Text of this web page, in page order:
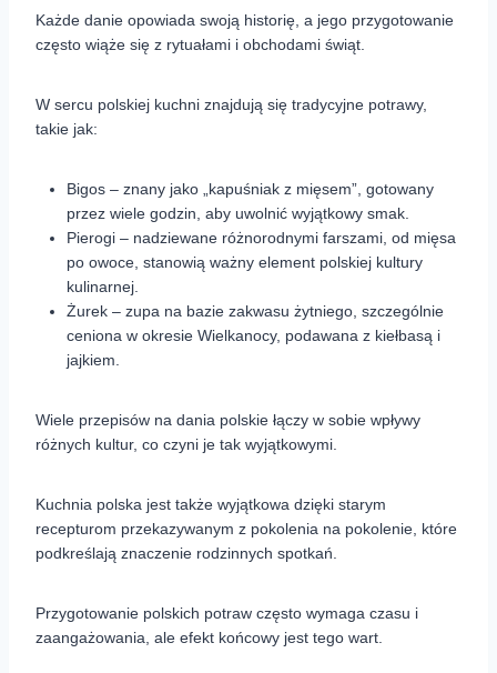
Każde danie opowiada swoją historię, a jego przygotowanie
często wiąże się z rytuałami i obchodami świąt.
W sercu polskiej kuchni znajdują się tradycyjne potrawy,
takie jak:
Bigos – znany jako „kapuśniak z mięsem”, gotowany
przez wiele godzin, aby uwolnić wyjątkowy smak.
Pierogi – nadziewane różnorodnymi farszami, od mięsa
po owoce, stanowią ważny element polskiej kultury
kulinarnej.
Żurek – zupa na bazie zakwasu żytniego, szczególnie
ceniona w okresie Wielkanocy, podawana z kiełbasą i
jajkiem.
Wiele przepisów na dania polskie łączy w sobie wpływy
różnych kultur, co czyni je tak wyjątkowymi.
Kuchnia polska jest także wyjątkowa dzięki starym
recepturom przekazywanym z pokolenia na pokolenie, które
podkreślają znaczenie rodzinnych spotkań.
Przygotowanie polskich potraw często wymaga czasu i
zaangażowania, ale efekt końcowy jest tego wart.